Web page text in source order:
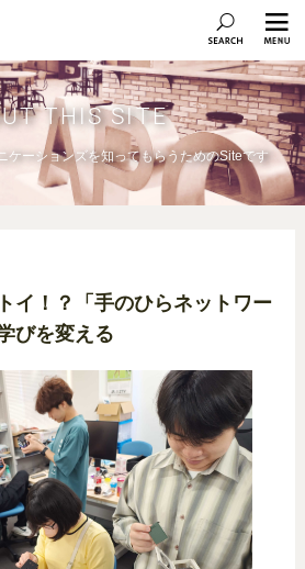
THIS SITE
ケーションズを知ってもらうためのSiteです
イ！？「手のひらネットワー
びを変える